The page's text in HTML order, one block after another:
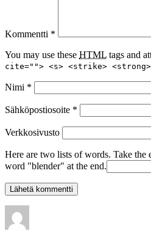
Kommentti *
You may use these HTML tags and
cite=""> <s> <strike> <strong>
Nimi *
Sähköpostiosoite *
Verkkosivusto
Here are two lists of words. Take
word "blender" at the end.